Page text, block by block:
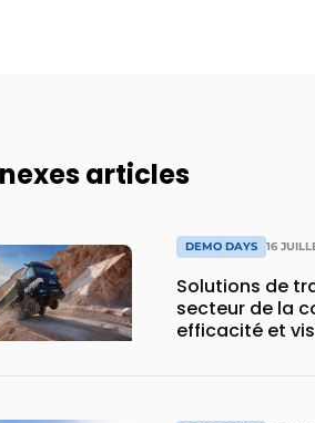
articles
DEMO DAYS 16
Solutions de
secteur de la
efficacité et